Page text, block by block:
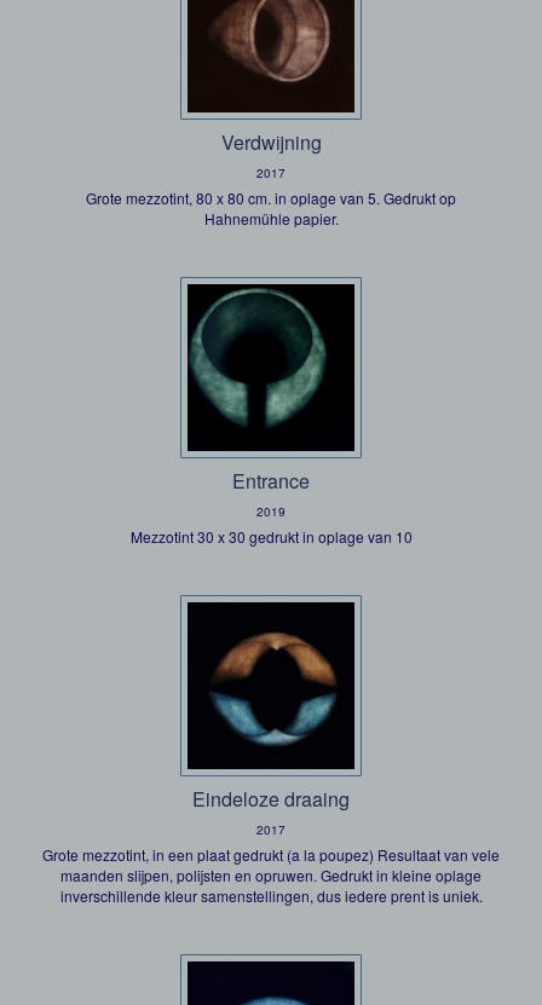
Verdwijning
2017
Grote mezzotint, 80 x 80 cm. in oplage van 5. Gedrukt op
Hahnemühle papier.
Entrance
2019
Mezzotint 30 x 30 gedrukt in oplage van 10
Eindeloze draaing
2017
Grote mezzotint, in een plaat gedrukt (a la poupez) Resultaat van vele
maanden slijpen, polijsten en opruwen. Gedrukt in kleine oplage
inverschillende kleur samenstellingen, dus iedere prent is uniek.